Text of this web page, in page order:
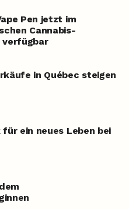
Pen jetzt im
Cannabis-
verfügbar
in Québec steigen
für ein neues Leben bei